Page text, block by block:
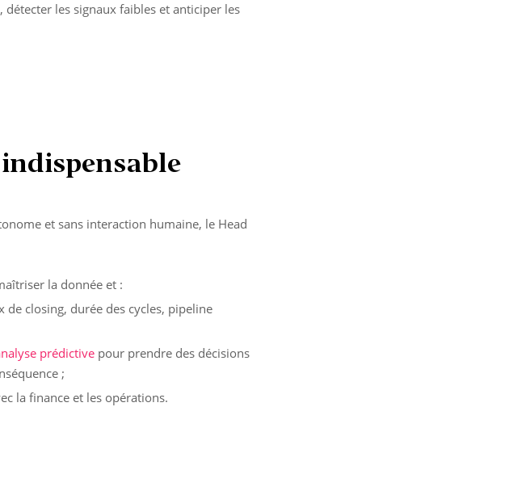
les signaux faibles et anticiper les
et sans interaction humaine, le Head
la donnée et :
de closing, durée des cycles, pipeline
prédictive pour prendre des décisions
;
la finance et les opérations.